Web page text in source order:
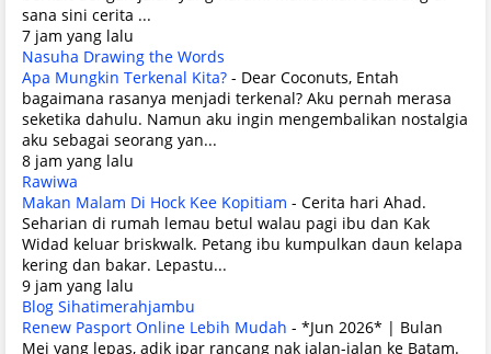
sana sini cerita ...
7 jam yang lalu
Nasuha Drawing the Words
Apa Mungkin Terkenal Kita? - Dear Coconuts, Entah
bagaimana rasanya menjadi terkenal? Aku pernah merasa
seketika dahulu. Namun aku ingin mengembalikan nostalgia
aku sebagai seorang yan...
8 jam yang lalu
Rawiwa
Makan Malam Di Hock Kee Kopitiam - Cerita hari Ahad.
Seharian di rumah lemau betul walau pagi ibu dan Kak
Widad keluar briskwalk. Petang ibu kumpulkan daun kelapa
kering dan bakar. Lepastu...
9 jam yang lalu
Blog Sihatimerahjambu
Renew Pasport Online Lebih Mudah - *Jun 2026* | Bulan
Mei yang lepas, adik ipar rancang nak jalan-jalan ke Batam.